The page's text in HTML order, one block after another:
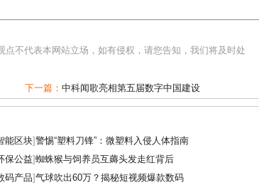
点不代表本网站立场，如有侵权，请您告知，我们将及时处
下一篇： 中科闻歌亮相第五届数字中国建设
能区块]警惕“塑料刀锋”：微塑料入侵人体指南
保公益]蜘蛛猴与饲养员互薅头发走红背后
码产品]气球吹出60万？揭秘短视频爆款数码